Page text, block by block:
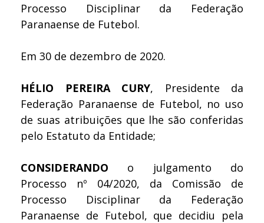
Processo Disciplinar da Federação
Paranaense de Futebol.
Em 30 de dezembro de 2020.
HÉLIO PEREIRA CURY, Presidente da
Federação Paranaense de Futebol, no uso
de suas atribuições que lhe são conferidas
pelo Estatuto da Entidade;
CONSIDERANDO o julgamento do
Processo nº 04/2020, da Comissão de
Processo Disciplinar da Federação
Paranaense de Futebol, que decidiu pela